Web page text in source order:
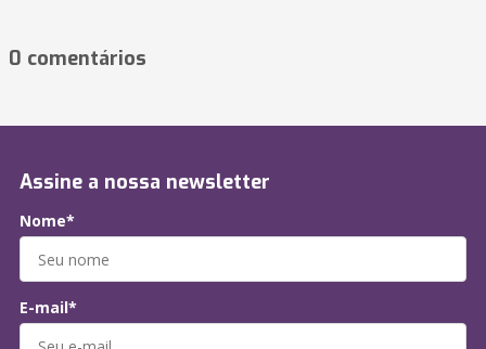
0 comentários
Assine a nossa newsletter
Nome*
E-mail*